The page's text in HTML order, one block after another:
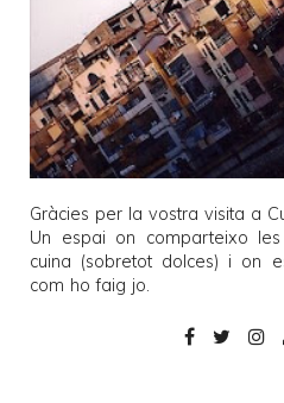
Gràcies per la vostra visita a
Un espai on comparteixo
cuina (sobretot dolces) i on
com ho faig jo.